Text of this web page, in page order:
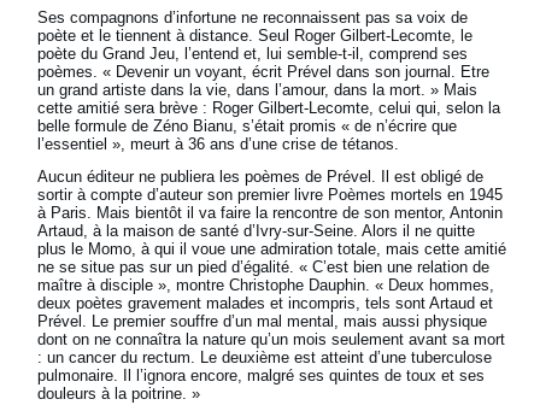
Ses compagnons d’infortune ne reconnaissent pas sa voix de
poète et le tiennent à distance. Seul Roger Gilbert-Lecomte, le
poète du Grand Jeu, l’entend et, lui semble-t-il, comprend ses
poèmes. « Devenir un voyant, écrit Prével dans son journal. Etre
un grand artiste dans la vie, dans l’amour, dans la mort. » Mais
cette amitié sera brève : Roger Gilbert-Lecomte, celui qui, selon la
belle formule de Zéno Bianu, s’était promis « de n’écrire que
l’essentiel », meurt à 36 ans d’une crise de tétanos.
Aucun éditeur ne publiera les poèmes de Prével. Il est obligé de
sortir à compte d’auteur son premier livre Poèmes mortels en 1945
à Paris. Mais bientôt il va faire la rencontre de son mentor, Antonin
Artaud, à la maison de santé d’Ivry-sur-Seine. Alors il ne quitte
plus le Momo, à qui il voue une admiration totale, mais cette amitié
ne se situe pas sur un pied d’égalité. « C’est bien une relation de
maître à disciple », montre Christophe Dauphin. « Deux hommes,
deux poètes gravement malades et incompris, tels sont Artaud et
Prével. Le premier souffre d’un mal mental, mais aussi physique
dont on ne connaîtra la nature qu’un mois seulement avant sa mort
: un cancer du rectum. Le deuxième est atteint d’une tuberculose
pulmonaire. Il l’ignora encore, malgré ses quintes de toux et ses
douleurs à la poitrine. »